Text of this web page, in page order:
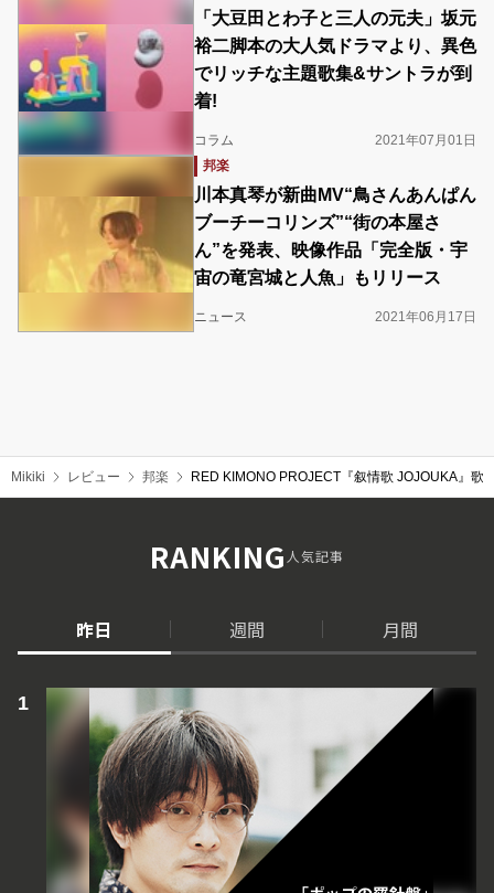
「大豆田とわ子と三人の元夫」坂元
裕二脚本の大人気ドラマより、異色
でリッチな主題歌集&サントラが到
着!
コラム
2021年07月01日
邦楽
川本真琴が新曲MV“鳥さんあんぱん
ブーチーコリンズ”“街の本屋さ
ん”を発表、映像作品「完全版・宇
宙の竜宮城と人魚」もリリース
ニュース 2021年06月17日
Mikiki レビュー 邦楽 RED KIMONO PROJECT『叙情歌 JOJOUKA』
RANKING人気記事
昨日 週間 月間